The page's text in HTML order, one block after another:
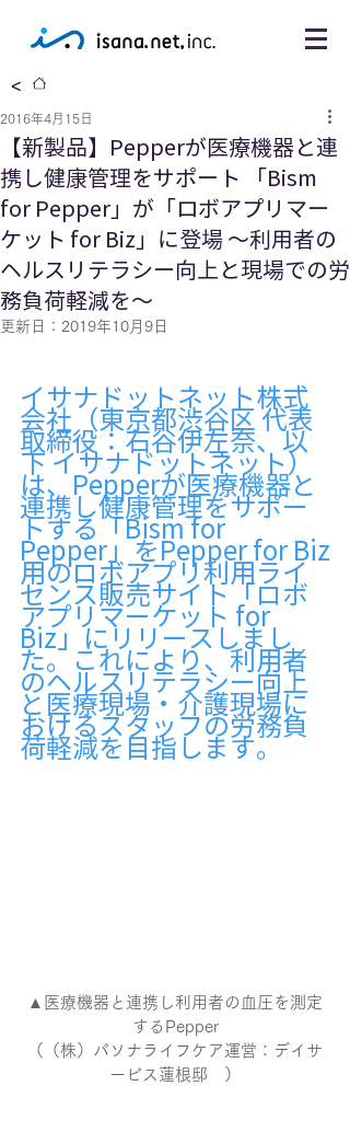
<
【新製品】Pepperが医療機器と連
携し健康管理をサポート 「Bism
for Pepper」が「ロボアプリマー
ケット for Biz」に登場 〜利用者の
ヘルスリテラシー向上と現場での労
務負荷軽減を〜
2016年4月15日
更新日： 2019年10月9日
イサナドットネット株式
会社（東京都渋谷区 代表
取締役：石谷伊左奈、以
下 イサナドットネット）
は、Pepperが医療機器と
連携し健康管理をサポー
トする「Bism for
Pepper」をPepper for Biz
用のロボアプリ利用ライ
センス販売サイト「ロボ
アプリマーケット for
Biz」にリリースしまし
た。これにより、利用者
のヘルスリテラシー向上
と医療現場・介護現場に
おけるスタッフの労務負
荷軽減を目指します。
▲医療機器と連携し利用者の血圧を測定
するPepper
（（株）パソナライフケア運営：デイサ
ービス蓮根邸　）